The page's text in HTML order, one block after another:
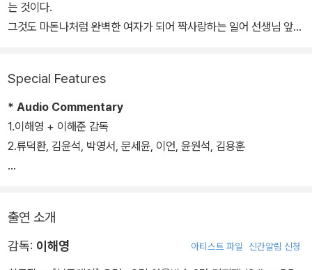
는 것이다.
그것도 마돈나처럼 완벽한 여자가 되어 짝사랑하는 일어 선생님 앞에
뒤집기 한 판이면, 여자가 될 수 있다?!
여자가 되려면 수술비가 필요하고, 가진 거라곤 엄청나게 센 힘 하나
뿐인 동구에겐 딱 500만원이 부족하다. 그런 어느 날 날아든 낭보!
'인천시 배 고등부 씨름대회' 우승자 장학금이 500만원.
마돈나가 되기 위해, 천하장사부터 되어야 하는 오동구의 '여자가 되
는 길'은 험하고 아찔하기만 한데…
Special Features
* Audio Commentary
1.이해영 + 이해준 감독
2.류덕환, 김윤석, 박영서, 문세윤, 이언, 윤원석, 김용훈
2. 감독, 시나리오 속 캐릭터를 만나다
출연 소개
감독: 이해영 아티스트 파일 신간알림 신청